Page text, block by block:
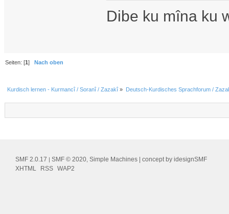
Dibe ku mîna ku
Seiten: [1]Nach oben
Kurdisch lernen - Kurmancî / Soranî / Zazakî » Deutsch-Kurdisches Sprachforum /
SMF 2.0.17 | SMF © 2020 Simple Machines | concept by idesignSMF
XHTML
RSS WAP2